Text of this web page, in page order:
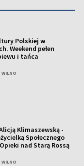
Polskiej w
Weekend pełen
i tańca
WILNO
Klimaszewską -
Społecznego
nad Starą Rossą
WILNO